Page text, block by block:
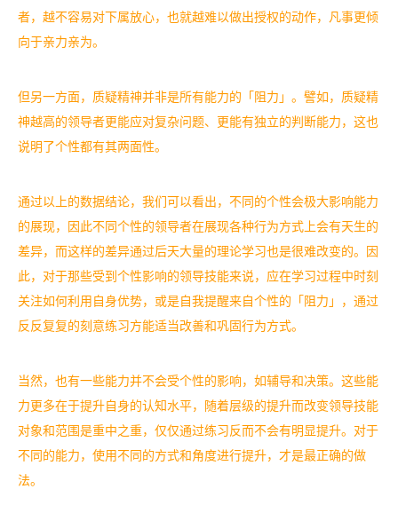
者，越不容易对下属放心，也就越难以做出授权的动作，凡事更倾
向于亲力亲为。
但另一方面，质疑精神并非是所有能力的「阻力」。譬如，质疑精
神越高的领导者更能应对复杂问题、更能有独立的判断能力，这也
说明了个性都有其两面性。
通过以上的数据结论，我们可以看出，不同的个性会极大影响能力
的展现，因此不同个性的领导者在展现各种行为方式上会有天生的
差异，而这样的差异通过后天大量的理论学习也是很难改变的。因
此，对于那些受到个性影响的领导技能来说，应在学习过程中时刻
关注如何利用自身优势，或是自我提醒来自个性的「阻力」，通过
反反复复的刻意练习方能适当改善和巩固行为方式。
当然，也有一些能力并不会受个性的影响，如辅导和决策。这些能
力更多在于提升自身的认知水平，随着层级的提升而改变领导技能
对象和范围是重中之重，仅仅通过练习反而不会有明显提升。对于
不同的能力，使用不同的方式和角度进行提升，才是最正确的做
法。